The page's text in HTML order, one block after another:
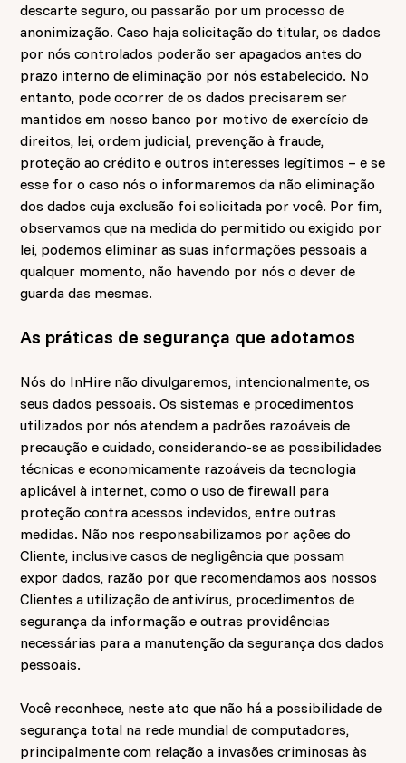
descarte seguro, ou passarão por um processo de
anonimização. Caso haja solicitação do titular, os dados
por nós controlados poderão ser apagados antes do
prazo interno de eliminação por nós estabelecido. No
entanto, pode ocorrer de os dados precisarem ser
mantidos em nosso banco por motivo de exercício de
direitos, lei, ordem judicial, prevenção à fraude,
proteção ao crédito e outros interesses legítimos – e se
esse for o caso nós o informaremos da não eliminação
dos dados cuja exclusão foi solicitada por você. Por fim,
observamos que na medida do permitido ou exigido por
lei, podemos eliminar as suas informações pessoais a
qualquer momento, não havendo por nós o dever de
guarda das mesmas.
As práticas de segurança que adotamos
Nós do InHire não divulgaremos, intencionalmente, os
seus dados pessoais. Os sistemas e procedimentos
utilizados por nós atendem a padrões razoáveis de
precaução e cuidado, considerando-se as possibilidades
técnicas e economicamente razoáveis da tecnologia
aplicável à internet, como o uso de firewall para
proteção contra acessos indevidos, entre outras
medidas. Não nos responsabilizamos por ações do
Cliente, inclusive casos de negligência que possam
expor dados, razão por que recomendamos aos nossos
Clientes a utilização de antivírus, procedimentos de
segurança da informação e outras providências
necessárias para a manutenção da segurança dos dados
pessoais.
Você reconhece, neste ato que não há a possibilidade de
segurança total na rede mundial de computadores,
principalmente com relação a invasões criminosas às